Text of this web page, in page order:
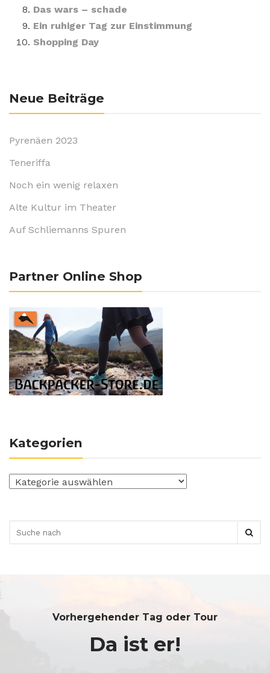
Das wars – schade
Ein ruhiger Tag zur Einstimmung
Shopping Day
Neue Beiträge
Pyrenäen 2023
Teneriffa
Noch ein wenig relaxen
Alte Kultur im Theater
Auf Schliemanns Spuren
Partner Online Shop
Kategorien
Kategorien
Vorhergehender Tag oder Tour
Da ist er!